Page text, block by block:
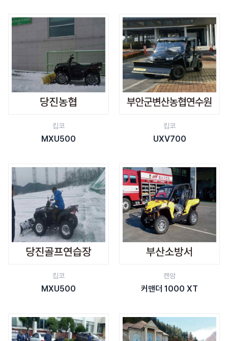
킴코
MXU500
킴코
UXV700
킴코
MXU500
캔암
커맨더 1000 XT